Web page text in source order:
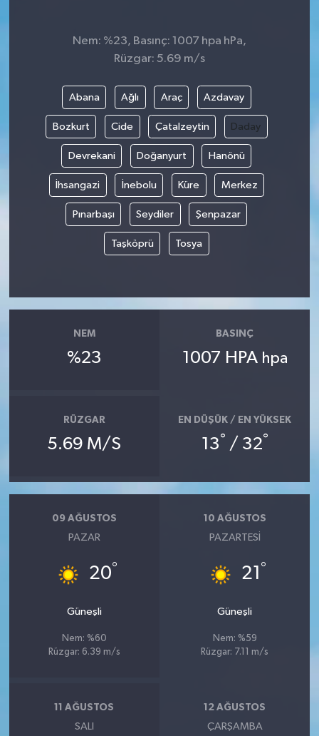
Nem: %23, Basınç: 1007 hpa hPa,
Rüzgar: 5.69 m/s
Abana Ağlı Araç Azdavay
Bozkurt Cide Çatalzeytin Daday
Devrekani Doğanyurt Hanönü
İhsangazi İnebolu Küre Merkez
Pınarbaşı Seydiler Şenpazar
Taşköprü Tosya
NEM
%23
BASINÇ
1007 HPA hpa
RÜZGAR
5.69 M/S
EN DÜŞÜK / EN YÜKSEK
13° / 32°
09 AĞUSTOS
PAZAR
20°
Güneşli
Nem: %60
Rüzgar: 6.39 m/s
10 AĞUSTOS
PAZARTESI
21 °
Güneşli
Nem: %59
Rüzgar: 7.11 m/s
11 AĞUSTOS
SALI
12 AĞUSTOS
ÇARŞAMBA
Yaşam
Yurttan